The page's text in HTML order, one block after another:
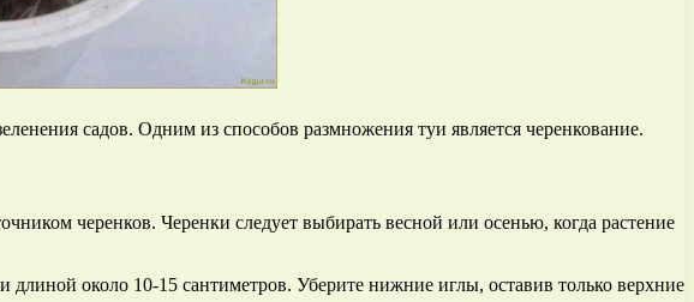
садов. Одним из способов размножения туи является черенкование.
черенков. Черенки следует выбирать весной или осенью, когда растение
около 10-15 сантиметров. Уберите нижние иглы, оставив только верхние